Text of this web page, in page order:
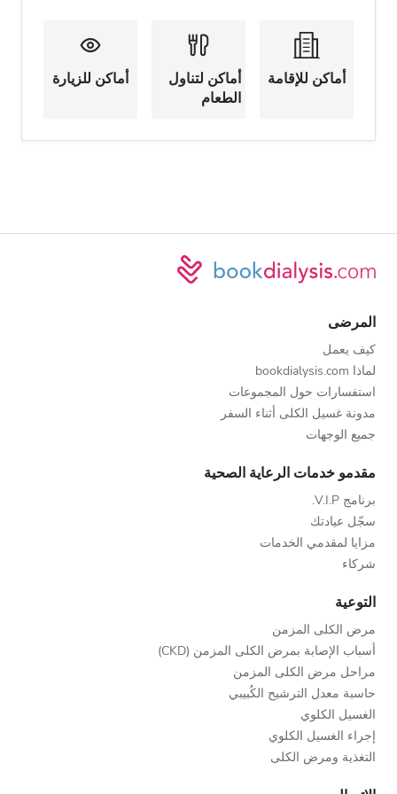
أماكن للإقامة
أماكن لتناول
الطعام
أماكن للزيارة
المرضى
كيف يعمل
لماذا bookdialysis.com
استفسارات حول المجموعات
مدونة غسيل الكلى أثناء السفر
جميع الوجهات
مقدمو خدمات الرعاية الصحية
برنامج V.I.P.
سجّل عيادتك
مزايا لمقدمي الخدمات
شركاء
التوعية
مرض الكلى المزمن
أسباب الإصابة بمرض الكلى المزمن (CKD)
مراحل مرض الكلى المزمن
حاسبة معدل الترشيح الكُبيبي
الغسيل الكلوي
إجراء الغسيل الكلوي
التغذية ومرض الكلى